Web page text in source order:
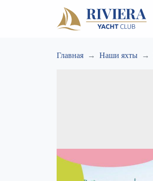
Главная Наши яхты